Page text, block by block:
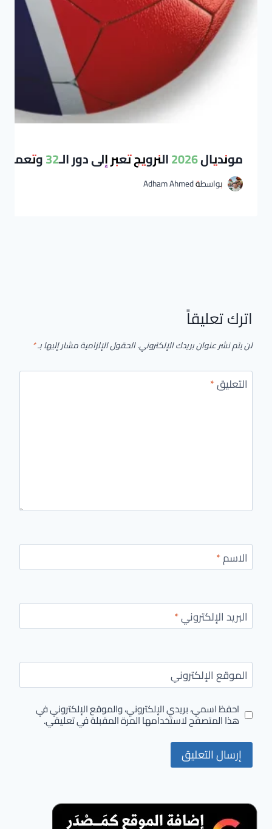
مونديال 2026 النرويج تعبر إلى دور الـ32 وتعمق جراح السنغال بفوز مثير
بواسطةAdham Ahmed
اترك تعليقاً
لن يتم نشر عنوان بريدك الإلكتروني.الحقول الإلزامية مشار إليها بـ*
التعليق*
الاسم*
البريد الإلكتروني*
الموقع الإلكتروني
احفظ اسمي، بريدي الإلكتروني، والموقع الإلكتروني في
هذا المتصفح لاستخدامها المرة المقبلة في تعليقي.